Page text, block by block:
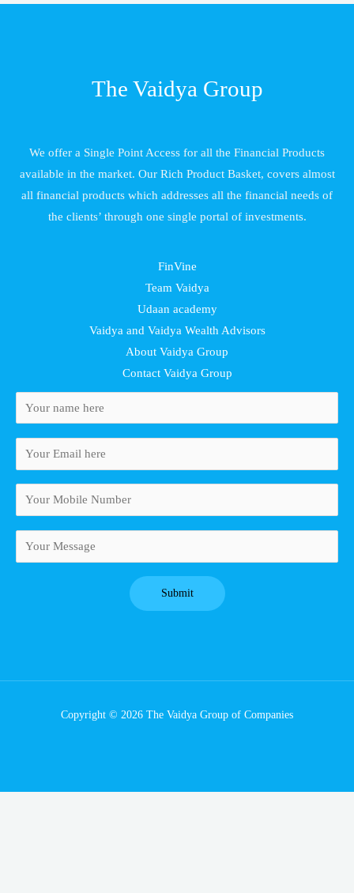
The Vaidya Group
We offer a Single Point Access for all the Financial Products
available in the market. Our Rich Product Basket, covers almost
all financial products which addresses all the financial needs of
the clients’ through one single portal of investments.
FinVine
Team Vaidya
Udaan academy
Vaidya and Vaidya Wealth Advisors
About Vaidya Group
Contact Vaidya Group
Copyright © 2026 The Vaidya Group of Companies